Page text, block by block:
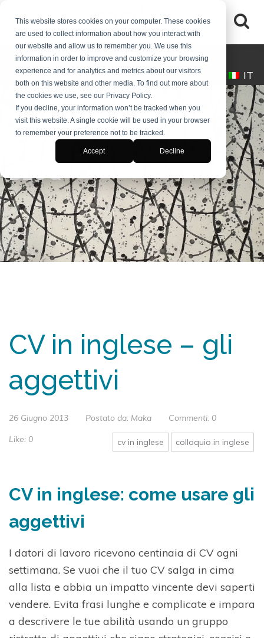
This website stores cookies on your computer. These cookies
are used to collect information about how you interact with
our website and allow us to remember you. We use this
information in order to improve and customize your browsing
experience and for analytics and metrics about our visitors
both on this website and other media. To find out more about
the cookies we use, see our Privacy Policy.
If you decline, your information won’t be tracked when you
visit this website. A single cookie will be used in your browser
to remember your preference not to be tracked.
Accept Decline
(+39) 0245546061 desk@makaitalia.com
IT
BLOG
CV in inglese – gli
aggettivi
26 Giugno 2013 Postato da: Maka Commenti: 0
Like: 0 colloquio in inglese
cv in inglese
CV in inglese: come usare gli
aggettivi
I datori di lavoro ricevono centinaia di CV ogni
settimana. Se vuoi che il tuo CV salga in cima
alla lista e abbia un impatto vincente devi saperti
vendere. Evita frasi lunghe e complicate e impara
a descrivere le tue abilità usando un gruppo